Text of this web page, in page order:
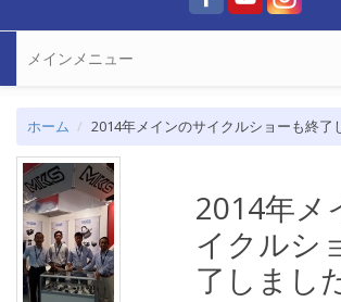
ホーム 2014年メインのサイクルショーも終了
2014年メ
イクルシ
了しまし